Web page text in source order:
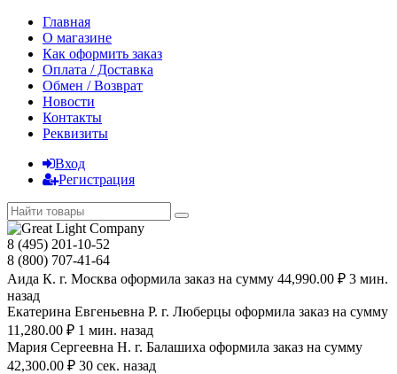
Главная
О магазине
Как оформить заказ
Оплата / Доставка
Обмен / Возврат
Новости
Контакты
Реквизиты
Вход
Регистрация
8 (495) 201-10-52
8 (800) 707-41-64
Аида К. г. Москва оформила заказ на сумму 44,990.00 ₽ 3 мин.
назад
Екатерина Евгеньевна Р. г. Люберцы оформила заказ на сумму
11,280.00 ₽ 1 мин. назад
Мария Сергеевна H. г. Балашиха оформила заказ на сумму
42,300.00 ₽ 30 сек. назад